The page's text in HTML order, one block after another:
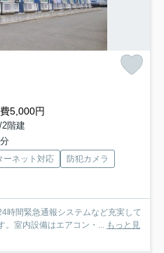
5,000円
階建
ーネット対応
防犯カメラ
時間緊急通報システムなど充実して
。室内設備はエアコン・...
もっと見